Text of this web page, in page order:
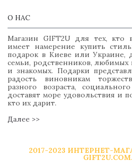
О НАС
Магазин GIFT2U для тех, кто
имеет намерение купить
подарок в Киеве или Украине,
семьи, родственников, любимых
и знакомых. Подарки
радость виновникам
разного возраста,
доставят море удовольствия и
кто их дарит.
Далее >>
2017-2023 ИНТЕРНЕТ-